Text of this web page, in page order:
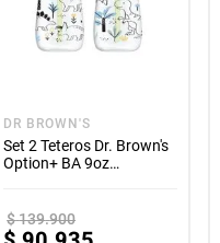
DR BROWN'S
Set 2 Teteros Dr. Brown's
Option+ BA 9oz
$139.900